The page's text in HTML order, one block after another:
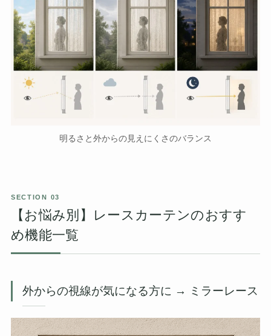
明るさと外からの見えにくさのバランス
【お悩み別】レースカーテンのおすす
め機能一覧
外からの視線が気になる方に → ミラーレース